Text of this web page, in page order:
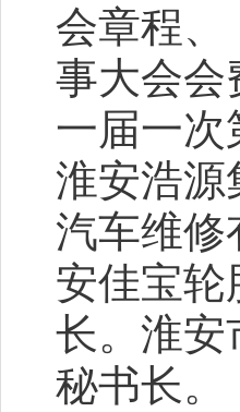
会章程、
事大会会
一届一次
淮安浩源
汽车维修
安佳宝轮
长。淮安
秘书长。